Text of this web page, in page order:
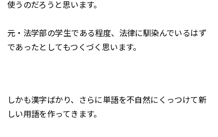
使うのだろうと思います。
元・法学部の学生である程度、法律に馴染んでいるはず
であったとしてもつくづく思います。
しかも漢字ばかり、さらに単語を不自然にくっつけて新
しい用語を作ってきます。